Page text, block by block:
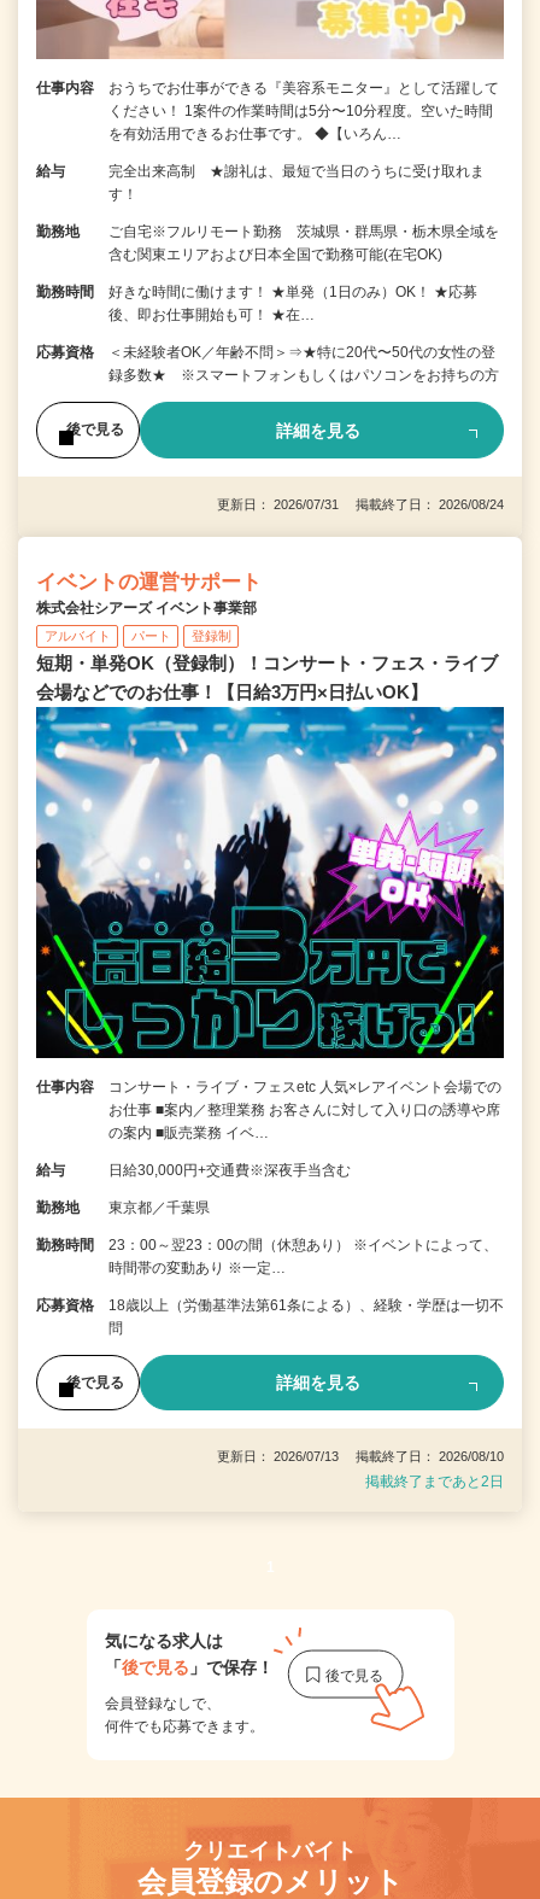
仕事内容
おうちでお仕事ができる『美容系モニター』として活躍して
ください！ 1案件の作業時間は5分〜10分程度。空いた時間
を有効活用できるお仕事です。 ◆【いろん…
給与
完全出来高制 ★謝礼は、最短で当日のうちに受け取れま
す！
勤務地
ご自宅※フルリモート勤務 茨城県・群馬県・栃木県全域を
含む関東エリアおよび日本全国で勤務可能(在宅OK)
勤務時間
好きな時間に働けます！ ★単発（1日のみ）OK！ ★応募
後、即お仕事開始も可！ ★在…
応募資格
＜未経験者OK／年齢不問＞⇒★特に20代〜50代の女性の登
録多数★ ※スマートフォンもしくはパソコンをお持ちの方
後で見る 詳細を見る
更新日： 2026/07/31 掲載終了日： 2026/08/24
イベントの運営サポート
株式会社シアーズ イベント事業部
アルバイト パート 登録制
短期・単発OK（登録制）！コンサート・フェス・ライブ
会場などでのお仕事！【日給3万円×日払いOK】
仕事内容
コンサート・ライブ・フェスetc 人気×レアイベント会場での
お仕事 ■案内／整理業務 お客さんに対して入り口の誘導や席
の案内 ■販売業務 イベ…
給与 日給30,000円+交通費※深夜手当含む
勤務地 東京都／千葉県
勤務時間
23：00～翌23：00の間（休憩あり） ※イベントによって、
時間帯の変動あり ※一定…
応募資格
18歳以上（労働基準法第61条による）、経験・学歴は一切不
問
後で見る 詳細を見る
更新日： 2026/07/13 掲載終了日： 2026/08/10
掲載終了まであと2日
1
気になる求人は
「後で見る 」で保存！
会員登録なしで、
何件でも応募できます。
クリエイトバイト
会員登録のメリット